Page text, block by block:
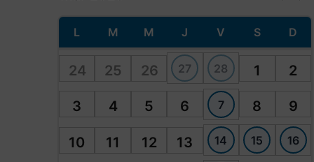
L M M J V S D
24 25 26 27 28 1 2
3 4 5 6 7 8 9
10 11 12 13 14 15 16